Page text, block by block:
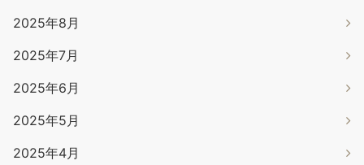
2025年8月
2025年7月
2025年6月
2025年5月
2025年4月